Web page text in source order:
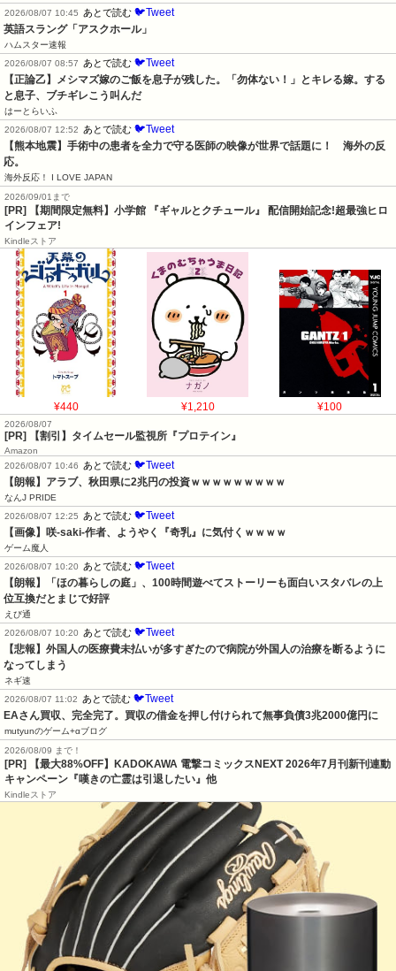
2026/08/07 10:45 あとで読む 🐦Tweet
英語スラング「アスクホール」
ハムスター速報
2026/08/07 08:57
あとで読む 🐦Tweet
【正論乙】メシマズ嫁のご飯を息子が残した。「勿体ない！」とキレる嫁。する
と息子、ブチギレこう叫んだ
はーとらいふ
2026/08/07 12:52
あとで読む 🐦Tweet
【熊本地震】手術中の患者を全力で守る医師の映像が世界で話題に！　海外の反
応。
海外反応！ I LOVE JAPAN
2026/09/01まで
[PR] 【期間限定無料】小学館 『ギャルとクチュール』 配信開始記念!超最強ヒロ
インフェア!
Kindleストア
¥440 ¥1,210 ¥100
2026/08/07
[PR] 【割引】タイムセール監視所『プロテイン』
Amazon
2026/08/07 10:46
あとで読む 🐦Tweet
【朗報】アラブ、秋田県に2兆円の投資ｗｗｗｗｗｗｗｗｗ
なんJ PRIDE
2026/08/07 12:25
あとで読む 🐦Tweet
【画像】咲-saki-作者、ようやく『奇乳』に気付くｗｗｗｗ
ゲーム魔人
2026/08/07 10:20
あとで読む 🐦Tweet
【朗報】「ほの暮らしの庭」、100時間遊べてストーリーも面白いスタバレの上
位互換だとまじで好評
えび通
2026/08/07 10:20
あとで読む 🐦Tweet
【悲報】外国人の医療費未払いが多すぎたので病院が外国人の治療を断るように
なってしまう
ネギ速
2026/08/07 11:02
あとで読む 🐦Tweet
EAさん買収、完全完了。買収の借金を押し付けられて無事負債3兆2000億円に
mutyunのゲーム+αブログ
2026/08/09 まで！
[PR] 【最大88%OFF】KADOKAWA 電撃コミックスNEXT 2026年7月刊新刊連動
キャンペーン『嘆きの亡霊は引退したい』他
Kindleストア